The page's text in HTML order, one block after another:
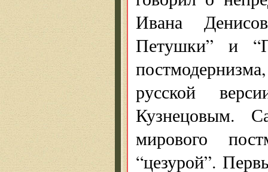
Ивана
Петушки” и
русской
Кузнецовым.
мирового
“цезурой”.